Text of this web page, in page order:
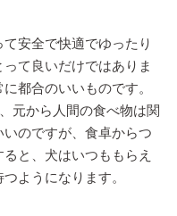
安全で快適でゆったり
て良いだけではありま
都合のいいものです。
元から人間の食べ物は関
のですが、食卓からつ
と、犬はいつももらえ
ようになります。